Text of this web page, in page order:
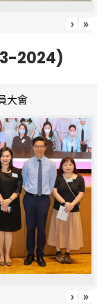
› »
2024)
大會
› »